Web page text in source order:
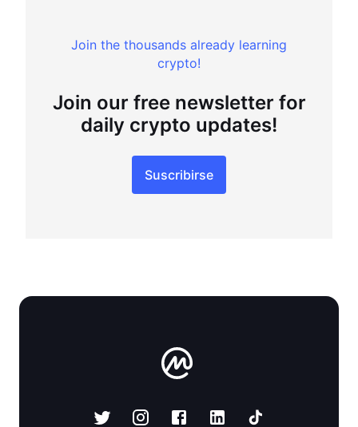
Join the thousands already learning
crypto!
Join our free newsletter for
daily crypto updates!
Suscribirse